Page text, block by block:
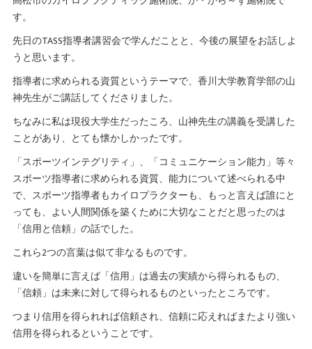
す。
先日のTASS指導者講習会で学んだことと、今後の展望をお話しよ
うと思います。
指導者に求められる資質というテーマで、香川大学教育学部の山
神先生がご講話してくださりました。
ちなみに私は現役大学生だったころ、山神先生の講義を受講した
ことがあり、とても懐かしかったです。
「スポーツインテグリティ」、「コミュニケーション能力」等々
スポーツ指導者に求められる資質、能力について述べられる中
で、スポーツ指導者もカイロプラクターも、もっと言えば誰にと
っても、よい人間関係を築くために大切なことだと思ったのは
「信用と信頼」の話でした。
これら2つの言葉は似て非なるものです。
違いを簡単に言えば「信用」は過去の実績から得られるもの、
「信頼」は未来に対して得られるものといったところです。
つまり信用を得られれば信頼され、信頼に応えればまたより強い
信用を得られるということです。